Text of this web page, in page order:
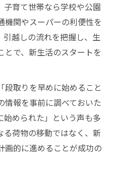
育て世帯なら学校や公園
機関やスーパーの利便性を
越しの流れを把握し、生
とで、新生活のスタートを
取りを早めに始めること
情報を事前に調べておいた
始められた」という声も多
る荷物の移動ではなく、新
画的に進めることが成功の